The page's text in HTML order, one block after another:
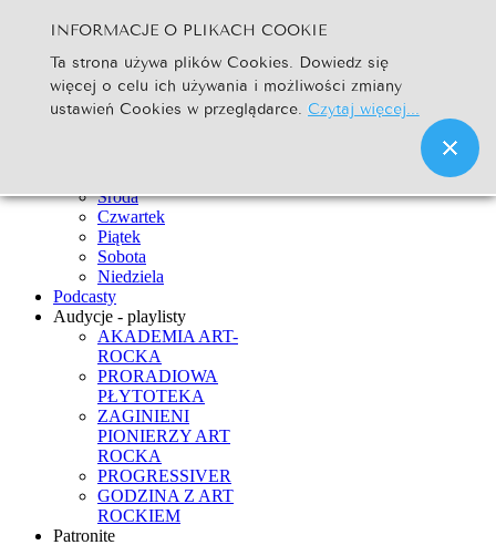
Szukaj... Go
Strona Główna
Newsy
Środa
Czwartek
Piątek
Sobota
Niedziela
Podcasty
Audycje - playlisty
AKADEMIA ART-
ROCKA
PRORADIOWA
PŁYTOTEKA
ZAGINIENI
PIONIERZY ART
ROCKA
PROGRESSIVER
GODZINA Z ART
ROCKIEM
Patronite
INFORMACJE O PLIKACH COOKIE
Ta strona używa plików Cookies. Dowiedz się
więcej o celu ich używania i możliwości zmiany
ustawień Cookies w przeglądarce. Czytaj więcej...